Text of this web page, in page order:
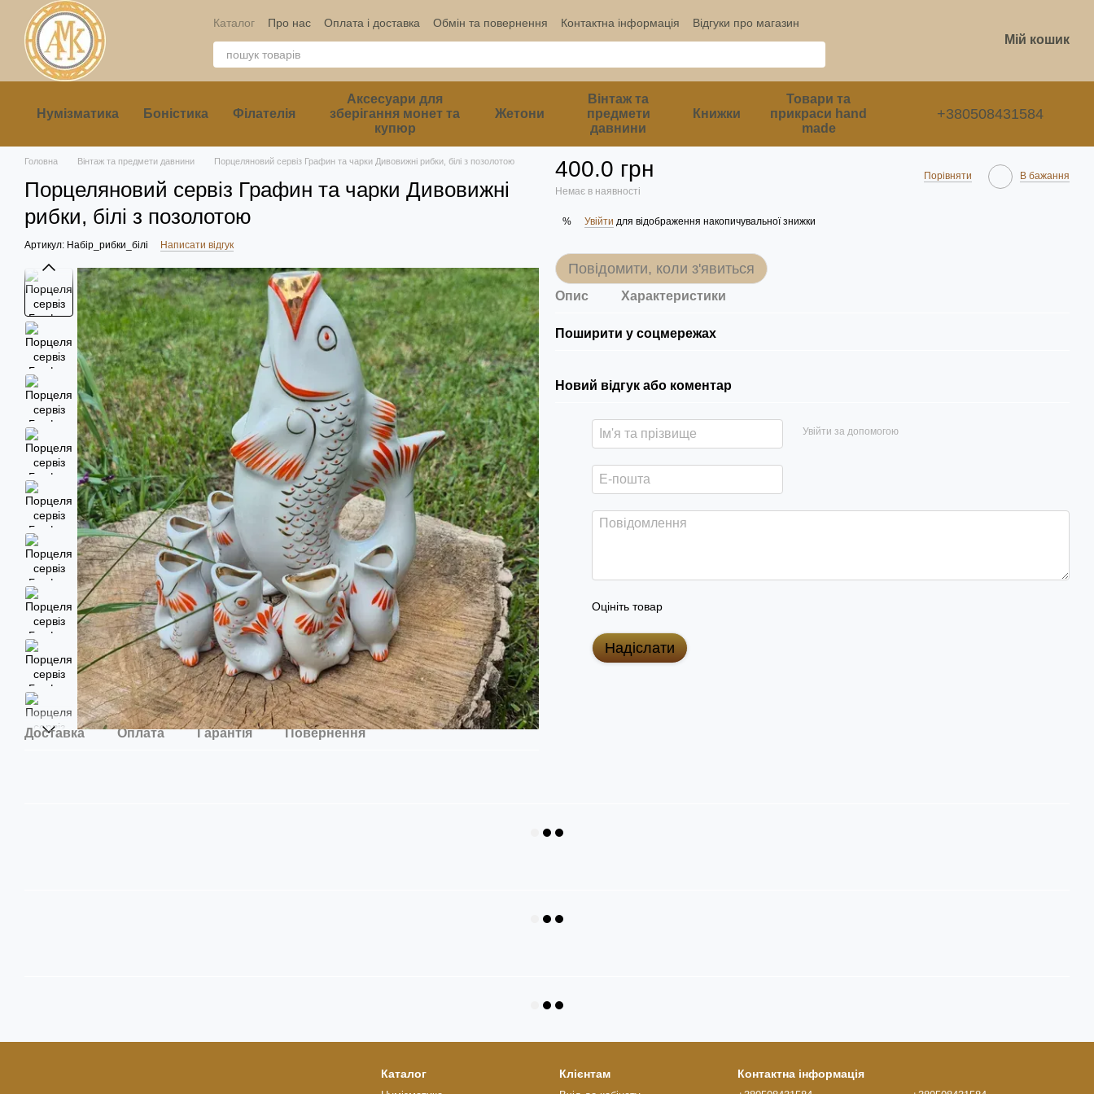
Перейти до основного контенту
Каталог Про нас Оплата і доставка Обмін та повернення Контактна інформація Відгуки про магазин
Мій кошик
Нумізматика Боністика Філателія
Аксесуари для
зберігання монет та
купюр
Жетони
Вінтаж та
предмети
давнини
Книжки
Товари та
прикраси hand
made
+380508431584
Головна Вінтаж та предмети давнини Порцеляновий сервіз Графин та чарки Дивовижні рибки, білі з позолотою
Порцеляновий сервіз Графин та чарки Дивовижні
рибки, білі з позолотою
Артикул: Набір_рибки_білі Написати відгук
Доставка Оплата Гарантія Повернення
400.0 грн
Немає в наявності
Порівняти В бажання
% Увійти для відображення накопичувальної знижки
Повідомити, коли з'явиться
Опис Характеристики
Поширити у соцмережах
Новий відгук або коментар
Увійти за допомогою
Оцініть товар
Надіслати
Каталог Клієнтам Контактна інформація